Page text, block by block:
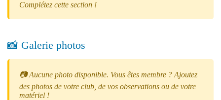
Complétez cette section !
📸 Galerie photos
📷 Aucune photo disponible. Vous êtes membre ? Ajoutez
des photos de votre club, de vos observations ou de votre
matériel !